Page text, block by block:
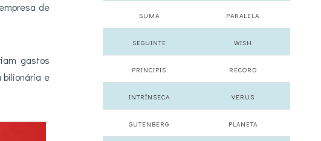
de
gastos
bilionária e
SUMA PARALELA
SEGUINTE WISH
PRINCIPIS RECORD
INTRÍNSECA VERUS
GUTENBERG PLANETA